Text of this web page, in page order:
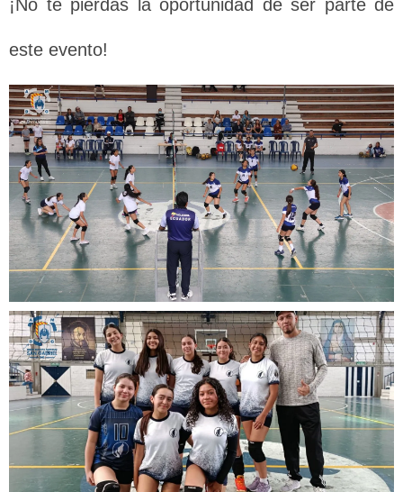
¡No te pierdas la oportunidad de ser parte de
este evento!